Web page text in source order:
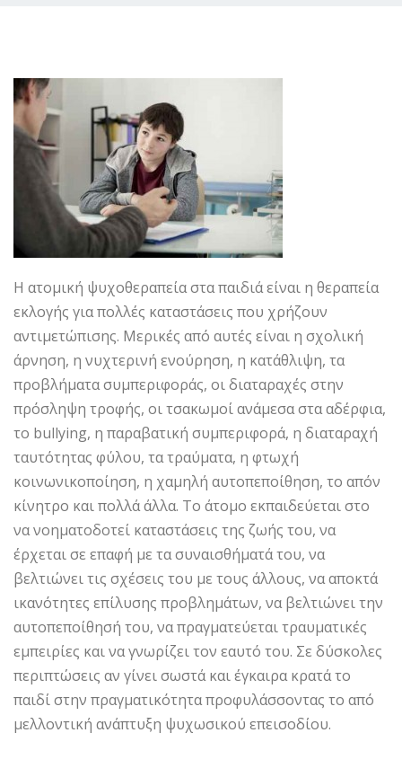
Η ατομική ψυχοθεραπεία στα παιδιά είναι η θεραπεία
εκλογής για πολλές καταστάσεις που χρήζουν
αντιμετώπισης. Μερικές από αυτές είναι η σχολική
άρνηση, η νυχτερινή ενούρηση, η κατάθλιψη, τα
προβλήματα συμπεριφοράς, οι διαταραχές στην
πρόσληψη τροφής, οι τσακωμοί ανάμεσα στα αδέρφια,
το bullying, η παραβατική συμπεριφορά, η διαταραχή
ταυτότητας φύλου, τα τραύματα, η φτωχή
κοινωνικοποίηση, η χαμηλή αυτοπεποίθηση, το απόν
κίνητρο και πολλά άλλα. Το άτομο εκπαιδεύεται στο
να νοηματοδοτεί καταστάσεις της ζωής του, να
έρχεται σε επαφή με τα συναισθήματά του, να
βελτιώνει τις σχέσεις του με τους άλλους, να αποκτά
ικανότητες επίλυσης προβλημάτων, να βελτιώνει την
αυτοπεποίθησή του, να πραγματεύεται τραυματικές
εμπειρίες και να γνωρίζει τον εαυτό του. Σε δύσκολες
περιπτώσεις αν γίνει σωστά και έγκαιρα κρατά το
παιδί στην πραγματικότητα προφυλάσσοντας το από
μελλοντική ανάπτυξη ψυχωσικού επεισοδίου.